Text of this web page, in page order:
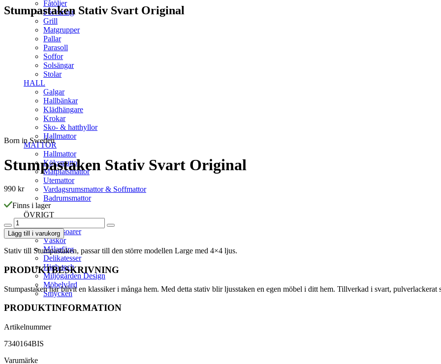
Fåtöljer
Förvaring
Grill
Matgrupper
Pallar
Parasoll
Soffor
Solsängar
Stolar
HALL
Galgar
Hallbänkar
Klädhängare
Krokar
Sko- & hatthyllor
Hallmattor
MATTOR
Hallmattor
Köksmattor
Matplatsmattor
Utemattor
Vardagsrumsmattor & Soffmattor
Badrumsmattor
ÖVRIGT
Accessoarer
Väskor
Målarfärg
Delikatesser
High-tech
Miljögården Design
Möbelvård
Smycken
Stumpastaken Stativ Svart Original
PRODUKTBESKRIVNING
Stumpastaken har blivit en klassiker i många hem. Med detta stativ blir ljusstaken en egen möbel i ditt hem. Tillverkad i svart,
Born in Sweden
Stumpastaken Stativ Svart Original
990 kr
Finns i lager
Stumpastaken
Stativ
Svart
Original
Lägg till i varukorg
Stativ till Stumpastaken, passar till den större modellen Large med 4×4 ljus.
PRODUKTBESKRIVNING
Stumpastaken har blivit en klassiker i många hem. Med detta stativ blir ljusstaken en egen möbel i ditt hem. Tillverkad i svart, pulverlackerat
PRODUKTINFORMATION
Artikelnummer
7340164BIS
Varumärke